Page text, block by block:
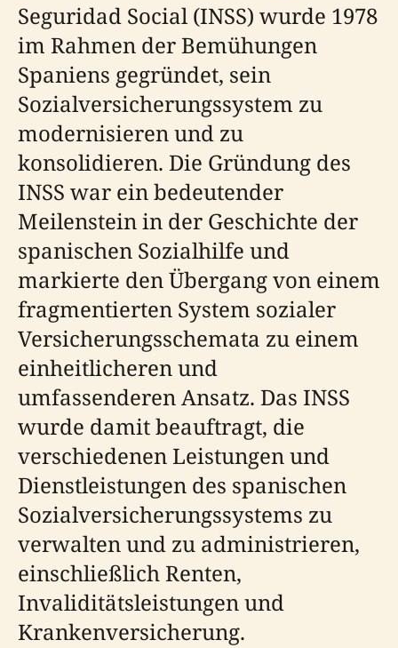
Seguridad Social (INSS) wurde 1978
im Rahmen der Bemühungen
Spaniens gegründet, sein
Sozialversicherungssystem zu
modernisieren und zu
konsolidieren. Die Gründung des
INSS war ein bedeutender
Meilenstein in der Geschichte der
spanischen Sozialhilfe und
markierte den Übergang von einem
fragmentierten System sozialer
Versicherungsschemata zu einem
einheitlicheren und
umfassenderen Ansatz. Das INSS
wurde damit beauftragt, die
verschiedenen Leistungen und
Dienstleistungen des spanischen
Sozialversicherungssystems zu
verwalten und zu administrieren,
einschließlich Renten,
Invaliditätsleistungen und
Krankenversicherung.